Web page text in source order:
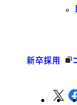
新卒採用